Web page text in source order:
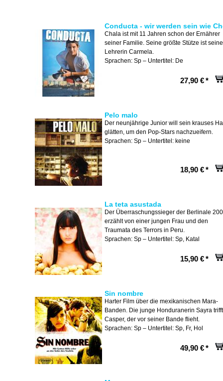
Conducta - wir werden sein wie
Chala ist mit 11 Jahren schon der Ernährer
seiner Familie. Seine größte Stütze ist seine
Lehrerin Carmela.
Sprachen: Sp – Untertitel: De
27,90 €*
Pelo malo
Der neunjährige Junior will sein krauses
glätten, um den Pop-Stars nachzueifern.
Sprachen: Sp – Untertitel: keine
18,90 €*
La teta asustada
Der Überraschungssieger der Berlinale
erzählt von einer jungen Frau und den
Traumata des Terrors in Peru.
Sprachen: Sp – Untertitel: Sp, Katal
15,90 €*
Sin nombre
Harter Film über die mexikanischen Mara-
Banden. Die junge Honduranerin Sayra trifft
Casper, der vor seiner Bande flieht.
Sprachen: Sp – Untertitel: Sp, Fr, Hol
49,90 €*